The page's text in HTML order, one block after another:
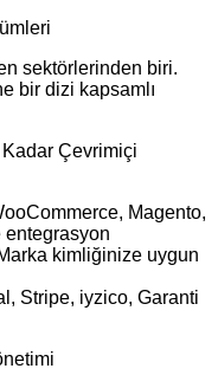
sektörlerinden biri.
bir dizi kapsamlı
Çevrimiçi
Magento,
kimliğinize uygun
Stripe, iyzico, Garanti